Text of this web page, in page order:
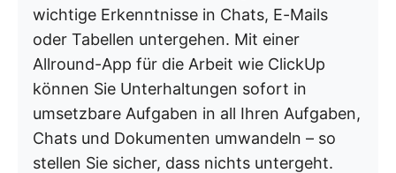
wichtige Erkenntnisse in Chats, E-Mails
oder Tabellen untergehen. Mit einer
Allround-App für die Arbeit wie ClickUp
können Sie Unterhaltungen sofort in
umsetzbare Aufgaben in all Ihren Aufgaben,
Chats und Dokumenten umwandeln – so
stellen Sie sicher, dass nichts untergeht.